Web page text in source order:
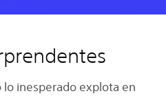
lo inesperado explota en